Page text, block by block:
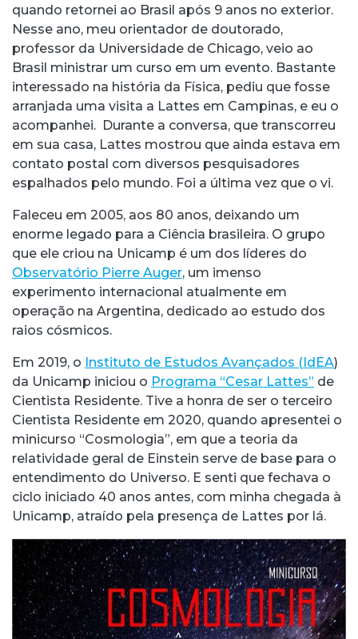
quando retornei ao Brasil após 9 anos no exterior.
Nesse ano, meu orientador de doutorado,
professor da Universidade de Chicago, veio ao
Brasil ministrar um curso em um evento. Bastante
interessado na história da Física, pediu que fosse
arranjada uma visita a Lattes em Campinas, e eu o
acompanhei. Durante a conversa, que transcorreu
em sua casa, Lattes mostrou que ainda estava em
contato postal com diversos pesquisadores
espalhados pelo mundo. Foi a última vez que o vi.
Faleceu em 2005, aos 80 anos, deixando um
enorme legado para a Ciência brasileira. O grupo
que ele criou na Unicamp é um dos líderes do
Observatório Pierre Auger, um imenso
experimento internacional atualmente em
operação na Argentina, dedicado ao estudo dos
raios cósmicos.
Em 2019, o Instituto de Estudos Avançados (IdEA)
da Unicamp iniciou o Programa “Cesar Lattes” de
Cientista Residente. Tive a honra de ser o terceiro
Cientista Residente em 2020, quando apresentei o
minicurso “Cosmologia”, em que a teoria da
relatividade geral de Einstein serve de base para o
entendimento do Universo. E senti que fechava o
ciclo iniciado 40 anos antes, com minha chegada à
Unicamp, atraído pela presença de Lattes por lá.